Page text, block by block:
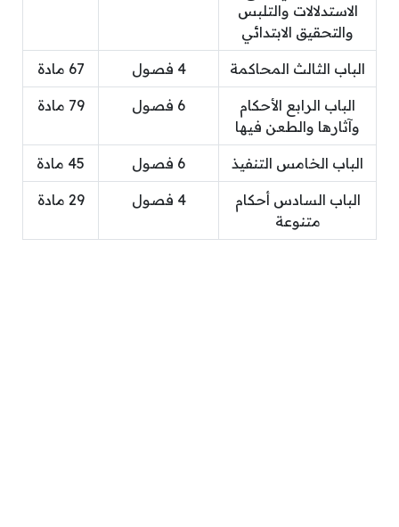
الاستدلالات والتلبس
والتحقيق الابتدائي
الباب الثالث المحاكمة 4 فصول 67 مادة
الباب الرابع الأحكام
وآثارها والطعن فيها
6 فصول 79 مادة
الباب الخامس التنفيذ 6 فصول 45 مادة
الباب السادس أحكام
متنوعة
4 فصول 29 مادة